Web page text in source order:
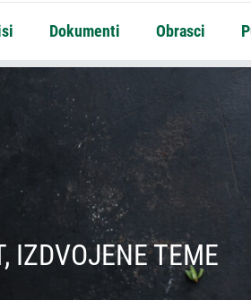
Dokumenti Obrasci
, IZDVOJENE TEME